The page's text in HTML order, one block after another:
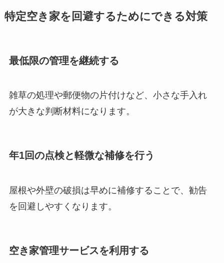
特定空き家を回避するためにできる対策
最低限の管理を継続する
雑草の処理や郵便物の片付けなど、小さな手入れ
が大きな判断材料になります。
年1回の点検と軽微な補修を行う
屋根や外壁の破損は早めに補修することで、勧告
を回避しやすくなります。
空き家管理サービスを利用する